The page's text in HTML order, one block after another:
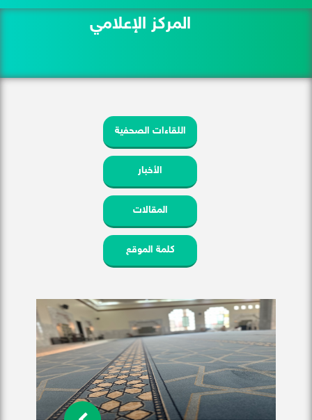
المركز الإعلامي
اللقاءات الصحفية
الأخبار
المقالات
كلمة الموقع